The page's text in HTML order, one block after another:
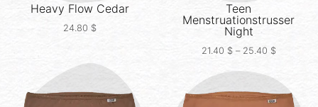
Heavy Flow Cedar
24.80 $
Teen
Menstruationstrusser
Night
21.40 $– 25.40 $